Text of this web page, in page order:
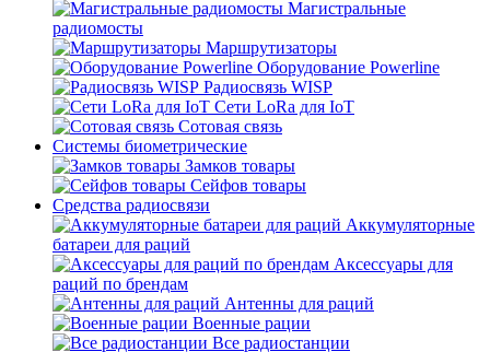
Магистральные
радиомосты
Маршрутизаторы
Оборудование Powerline
Радиосвязь WISP
Сети LoRa для IoT
Сотовая связь
Системы биометрические
Замков товары
Сейфов товары
Средства радиосвязи
Аккумуляторные
батареи для раций
Аксессуары для
раций по брендам
Антенны для раций
Военные рации
Все радиостанции